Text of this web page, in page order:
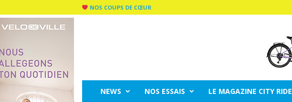
NOS COUPS DE CŒUR
NEWS NOS ESSAIS LE MAGAZINE CITY RIDE